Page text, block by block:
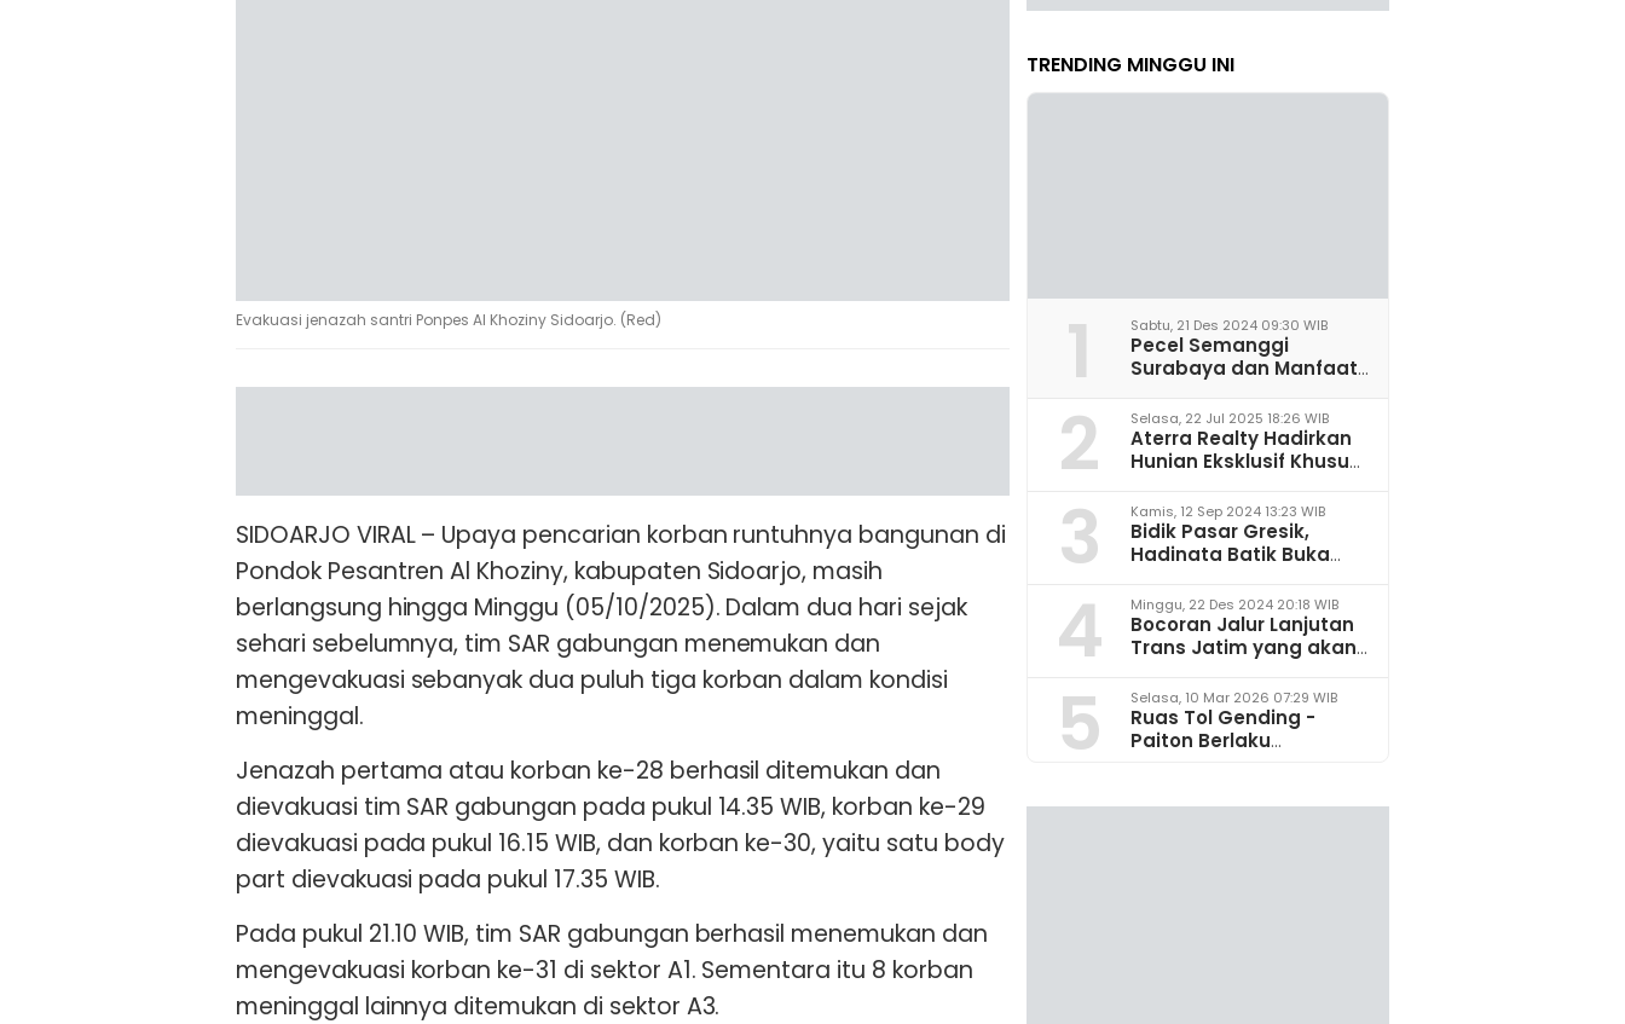
Evakuasi jenazah santri Ponpes Al Khoziny Sidoarjo. (Red)
SIDOARJO VIRAL – Upaya pencarian korban runtuhnya bangunan di
Pondok Pesantren Al Khoziny, kabupaten Sidoarjo, masih
berlangsung hingga Minggu (05/10/2025). Dalam dua hari sejak
sehari sebelumnya, tim SAR gabungan menemukan dan
mengevakuasi sebanyak dua puluh tiga korban dalam kondisi
meninggal.
Jenazah pertama atau korban ke-28 berhasil ditemukan dan
dievakuasi tim SAR gabungan pada pukul 14.35 WIB, korban ke-29
dievakuasi pada pukul 16.15 WIB, dan korban ke-30, yaitu satu body
part dievakuasi pada pukul 17.35 WIB.
Pada pukul 21.10 WIB, tim SAR gabungan berhasil menemukan dan
mengevakuasi korban ke-31 di sektor A1. Sementara itu 8 korban
meninggal lainnya ditemukan di sektor A3.
TRENDING MINGGU INI
1 Sabtu, 21 Des 2024 09:30 WIB
Pecel Semanggi
Surabaya dan Manfaat
Saraf
2 Selasa, 22 Jul 2025 18:26 WIB
Aterra Realty Hadirkan
Hunian Eksklusif Khusus
Malang
3 Kamis, 12 Sep 2024 13:23 WIB
Bidik Pasar Gresik,
Hadinata Batik Buka
4 Minggu, 22 Des 2024 20:18 WIB
Bocoran Jalur Lanjutan
Trans Jatim yang akan
2025
5 Selasa, 10 Mar 2026 07:29 WIB
Ruas Tol Gending -
Paiton Berlaku